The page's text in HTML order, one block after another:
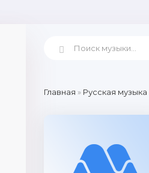
Главная » Русская музыка